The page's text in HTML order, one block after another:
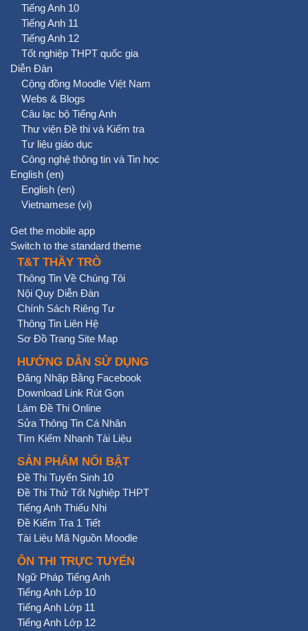
Tiếng Anh 10
Tiếng Anh 11
Tiếng Anh 12
Tốt nghiệp THPT quốc gia
Diễn Đàn
Cộng đồng Moodle Việt Nam
Webs & Blogs
Câu lạc bộ Tiếng Anh
Thư viện Đề thi và Kiểm tra
Tư liệu giáo dục
Công nghệ thông tin và Tin học
English ‎(en)‎
English ‎(en)‎
Vietnamese ‎(vi)‎
Get the mobile app
Switch to the standard theme
T&T THẦY TRÒ
Thông Tin Về Chúng Tôi
Nội Quy Diễn Đàn
Chính Sách Riêng Tư
Thông Tin Liên Hệ
Sơ Đồ Trang Site Map
HƯỚNG DẪN SỬ DỤNG
Đăng Nhập Bằng Facebook
Download Link Rút Gọn
Làm Đề Thi Online
Sửa Thông Tin Cá Nhân
Tìm Kiếm Nhanh Tài Liệu
SẢN PHẨM NỔI BẬT
Đề Thi Tuyển Sinh 10
Đề Thi Thử Tốt Nghiệp THPT
Tiếng Anh Thiếu Nhi
Đề Kiểm Tra 1 Tiết
Tài Liệu Mã Nguồn Moodle
ÔN THI TRỰC TUYẾN
Ngữ Pháp Tiếng Anh
Tiếng Anh Lớp 10
Tiếng Anh Lớp 11
Tiếng Anh Lớp 12